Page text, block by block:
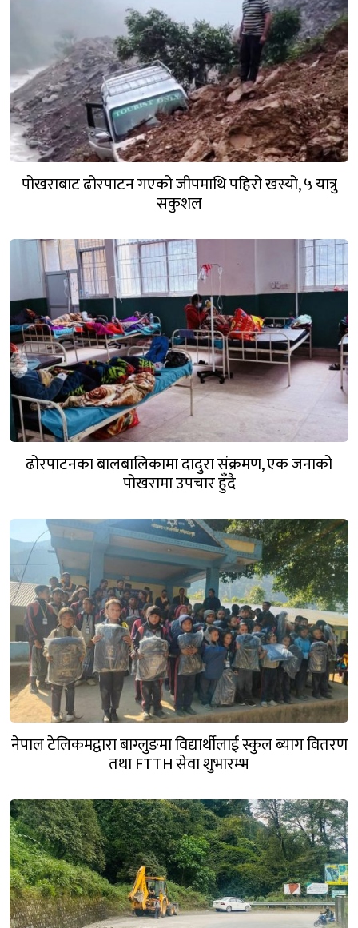
पोखराबाट ढोरपाटन गएको जीपमाथि पहिरो खस्यो, ५ यात्रु
सकुशल
ढोरपाटनका बालबालिकामा दादुरा संक्रमण, एक जनाको
पोखरामा उपचार हुँदै
नेपाल टेलिकमद्वारा बाग्लुङमा विद्यार्थीलाई स्कुल ब्याग वितरण
तथा FTTH सेवा शुभारम्भ